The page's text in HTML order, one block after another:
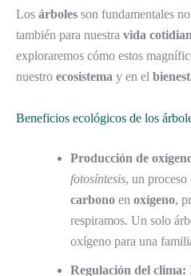
Los árboles son fundamentales
también para nuestra vida
exploraremos cómo estos
nuestro ecosistema y en el
Beneficios ecológicos de los
Producción de
fotosíntesis, un proceso
carbono en oxígeno,
respiramos. Un solo
oxígeno para una
Regulación del clima: